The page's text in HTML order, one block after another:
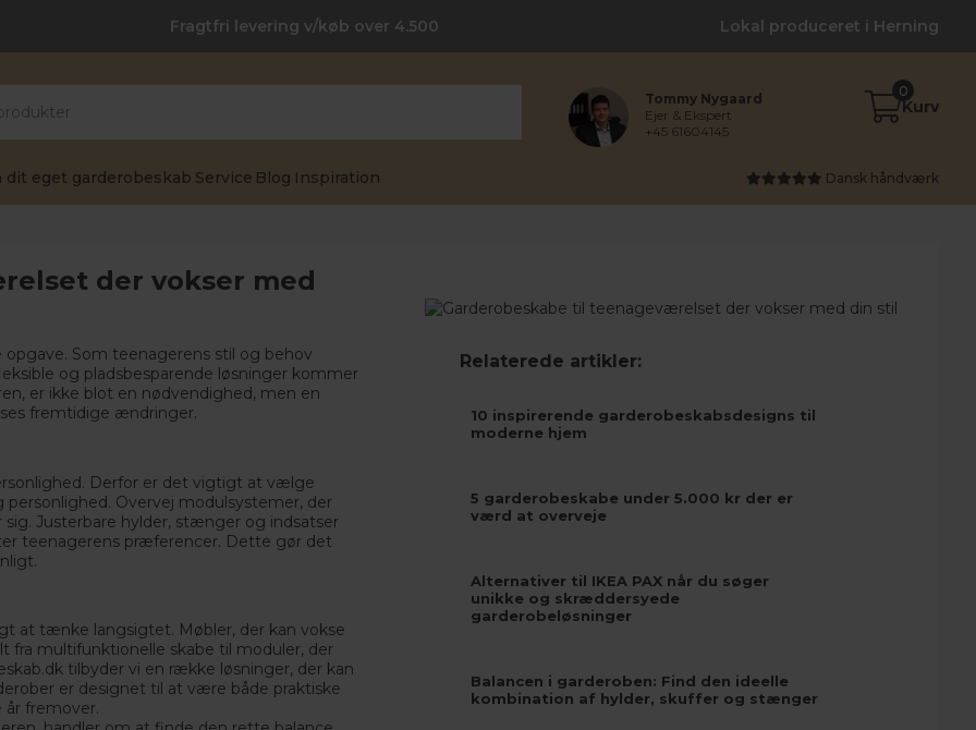
Fragtfri levering v/køb over 4.500 Lokal produceret i Herning
Tommy Nygaard
Ejer & Ekspert
+45 61604145
0
Kurv
dit eget garderobeskab Service Blog Inspiration Dansk håndværk
der vokser med
Som teenagerens stil og behov
og pladsbesparende løsninger kommer
er ikke blot en nødvendighed, men en
fremtidige ændringer.
Derfor er det vigtigt at vælge
personlighed. Overvej modulsystemer, der
Justerbare hylder, stænger og indsatser
teenagerens præferencer. Dette gør det
at tænke langsigtet. Møbler, der kan vokse
fra multifunktionelle skabe til moduler, der
tilbyder vi en række løsninger, der kan
er designet til at være både praktiske
år fremover.
Relaterede artikler:
10 inspirerende garderobeskabsdesigns til
moderne hjem
5 garderobeskabe under 5.000 kr der er
værd at overveje
Alternativer til IKEA PAX når du søger
unikke og skræddersyede
garderobeløsninger
Balancen i garderoben: Find den ideelle
kombination af hylder, skuffer og stænger